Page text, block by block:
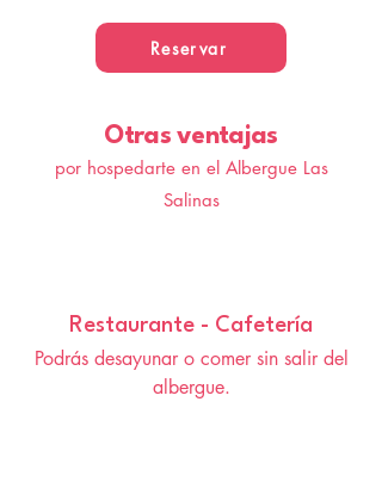
Reservar
Otras ventajas
por hospedarte en el Albergue Las
Salinas
Restaurante - Cafetería
Podrás desayunar o comer sin salir del
albergue.